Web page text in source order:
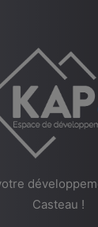
Casteau !